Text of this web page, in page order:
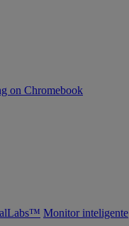
on Chromebook
Monitor inteligente